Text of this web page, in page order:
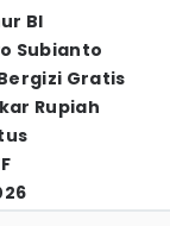
BI
Subianto
Gratis
Rupiah